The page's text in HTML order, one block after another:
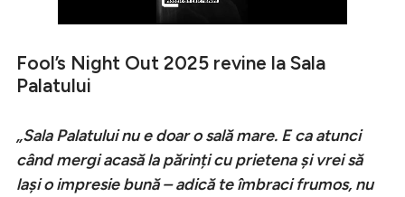
Fool’s Night Out 2025 revine la Sala
Palatului
„Sala Palatului nu e doar o sală mare. E ca atunci
când mergi acasă la părinți cu prietena și vrei să
lași o impresie bună – adică te îmbraci frumos, nu